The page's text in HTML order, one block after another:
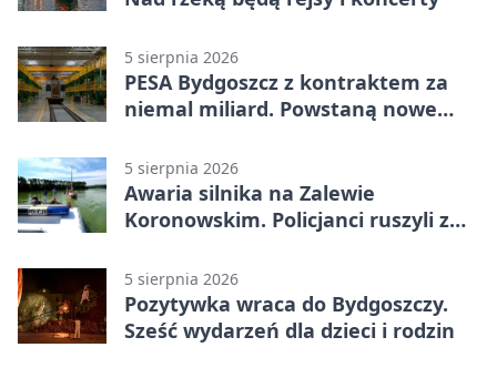
5 sierpnia 2026
PESA Bydgoszcz z kontraktem za
niemal miliard. Powstaną nowe
5 sierpnia 2026
Awaria silnika na Zalewie
Koronowskim. Policjanci ruszyli z
5 sierpnia 2026
Pozytywka wraca do Bydgoszczy.
Sześć wydarzeń dla dzieci i rodzin